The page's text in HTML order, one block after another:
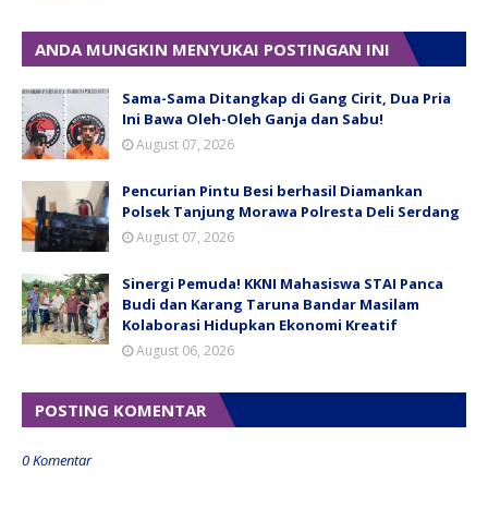
ANDA MUNGKIN MENYUKAI POSTINGAN INI
Sama-Sama Ditangkap di Gang Cirit, Dua Pria
Ini Bawa Oleh-Oleh Ganja dan Sabu!
August 07, 2026
Pencurian Pintu Besi berhasil Diamankan
Polsek Tanjung Morawa Polresta Deli Serdang
August 07, 2026
Sinergi Pemuda! KKNI Mahasiswa STAI Panca
Budi dan Karang Taruna Bandar Masilam
Kolaborasi Hidupkan Ekonomi Kreatif
August 06, 2026
POSTING KOMENTAR
0 Komentar